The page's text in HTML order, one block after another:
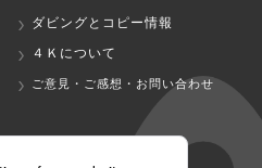
ダビングとコピー情報
４Ｋについて
ご意見・ご感想・お問い合わせ